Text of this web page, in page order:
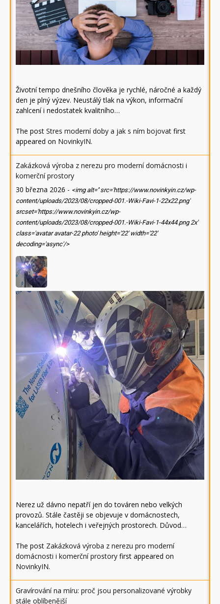
Životní tempo dnešního člověka je rychlé, náročné a každý
den je plný výzev. Neustálý tlak na výkon, informační
zahlcení i nedostatek kvalitního…
The post Stres moderní doby a jak s ním bojovat first
appeared on NovinkyIN.
Zakázková výroba z nerezu pro moderní domácnosti i
komerční prostory
30 března 2026 - <img alt='' src='https://www.novinkyin.cz/wp-
content/uploads/2023/08/cropped-001.-Wiki-Favi-1-22x22.png'
srcset='https://www.novinkyin.cz/wp-
content/uploads/2023/08/cropped-001.-Wiki-Favi-1-44x44.png 2x'
class='avatar avatar-22 photo' height='22' width='22'
decoding='async'/>
Nerez už dávno nepatří jen do továren nebo velkých
provozů. Stále častěji se objevuje v domácnostech,
kancelářích, hotelech i veřejných prostorech. Důvod…
The post Zakázková výroba z nerezu pro moderní
domácnosti i komerční prostory first appeared on
NovinkyIN.
Gravírování na míru: proč jsou personalizované výrobky
stále oblíbenější